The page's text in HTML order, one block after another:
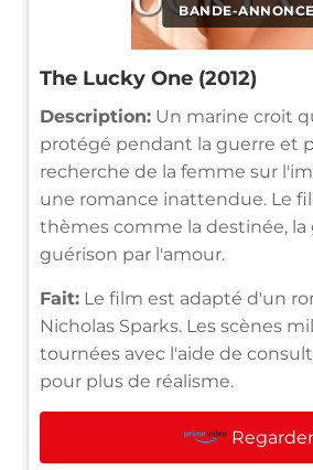
BANDE-
The Lucky One (2012)
Description: Un marine croit
protégé pendant la guerre et
recherche de la femme sur
une romance inattendue. Le
thèmes comme la destinée,
guérison par l'amour.
Fait: Le film est adapté d'un
Nicholas Sparks. Les scènes
tournées avec l'aide de
pour plus de réalisme.
Regarder